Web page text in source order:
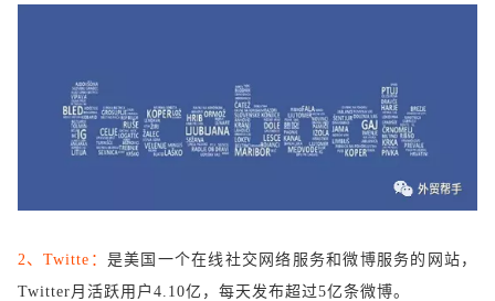
2、Twitte： 是美国一个在线社交网络服务和微博服务的网站，
Twitter月活跃用户4.10亿，每天发布超过5亿条微博。